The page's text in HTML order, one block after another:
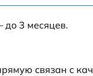
от 60 мин
до 3 месяцев.
связан с